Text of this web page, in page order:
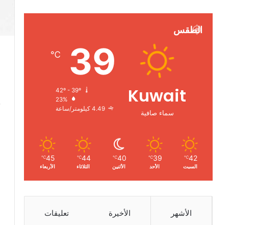
الطقس
Kuwait
سماء صافية
39
℃
23%
4.49 كيلومتر/ساعة
42
℃
السبت
39
℃
الأحد
40
℃
الأثنين
44
℃
الثلاثاء
45
℃
الأربعاء
الأشهر الأخيرة تعليقات